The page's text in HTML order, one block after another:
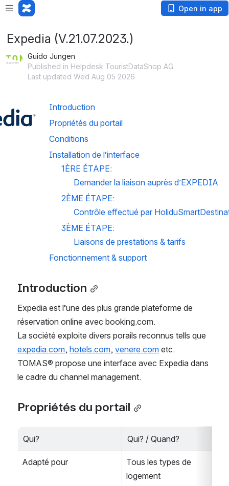
Open in app
Expedia (V.21.07.2023.)
Guido Jungen
Published in Helpdesk TouristDataShop AG
Last updated Wed Aug 05 2026
Introduction
Propriétés du portail
Conditions
Installation de l’interface
1ÈRE ÉTAPE:
Demander la liaison auprès d’EXPEDIA
2ÈME ÉTAPE:
Contrôle effectué par
3ÈME ÉTAPE:
Liaisons de prestations & tarifs
Fonctionnement & support
Introduction
Expedia est l’une des plus grande plateforme de
réservation online avec booking.com.
expedia.com, hotels.com, venere.com etc.
TOMAS® propose une interface avec Expedia dans
le cadre du channel management.
Propriétés du portail
Qui? Qui? / Quand?
Adapté pour
Tous les types de
logement